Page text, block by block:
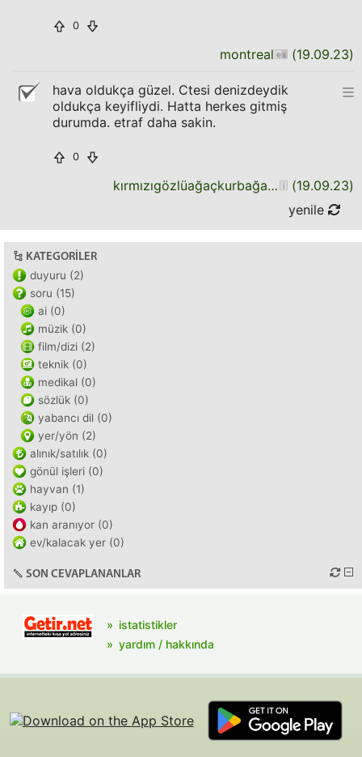
0
montreal (19.09.23)
hava oldukça güzel. Ctesi denizdeydik
oldukça keyifliydi. Hatta herkes gitmiş
durumda. etraf daha sakin.
0
kırmızıgözlüağaçkurbağasıyeşili (19.09.23)
yenile
KATEGORILER
duyuru (2)
soru (15)
ai (0)
müzik (0)
film/dizi (2)
teknik (0)
medikal (0)
sözlük (0)
yabancı dil (0)
yer/yön (2)
alınık/satılık (0)
gönül işleri (0)
hayvan (1)
kayıp (0)
kan aranıyor (0)
ev/kalacak yer (0)
SON CEVAPLANANLAR
istatistikler
yardım / hakkında